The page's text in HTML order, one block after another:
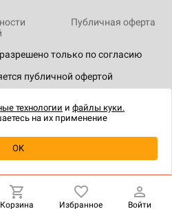
о наличии
только по согласию
публичной офертой
Публичная оферта
Корзина Избранное Войти
технологии и файлы куки.
на их применение
OK